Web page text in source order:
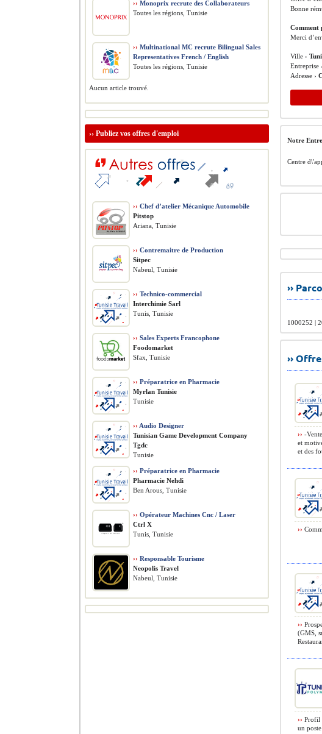
Bonne
Comment
Merci
Ville ›
Entreprise ›
Adresse ›
Notre
Centre
››
1000252 |
››
›› -
et
et des
››
››
(GMS,
›› Profil
un
›› Monoprix recrute des Collaborateurs
Toutes les régions, Tunisie
›› Multinational MC recrute Bilingual Sales
Representatives French / English
Toutes les régions, Tunisie
Aucun article trouvé.
›› Publiez vos offres d'emploi
›› Chef d’atelier Mécanique Automobile
Pitstop
Ariana, Tunisie
›› Contremaitre de Production
Sitpec
Nabeul, Tunisie
›› Technico-commercial
Interchimie Sarl
Tunis, Tunisie
›› Sales Experts Francophone
Foodomarket
Sfax, Tunisie
›› Préparatrice en Pharmacie
Myrlan Tunisie
Tunisie
›› Audio Designer
Tunisian Game Development Company
Tgdc
Tunisie
›› Préparatrice en Pharmacie
Pharmacie Nehdi
Ben Arous, Tunisie
›› Opérateur Machines Cnc / Laser
Ctrl X
Tunis, Tunisie
›› Responsable Tourisme
Neopolis Travel
Nabeul, Tunisie